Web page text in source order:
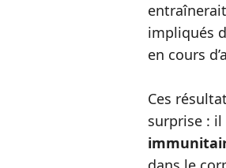
impliqués
en cours
Ces
surprise :